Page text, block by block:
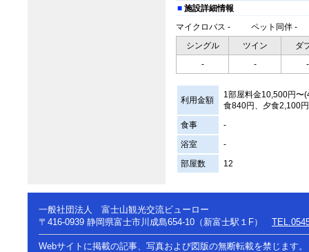
■ 施設詳細情報
マイクロバス - ペット同伴 -
シングル
ツイン
ダ
-
- -
利用金額
1部屋料金10,500円〜
食840円、夕食2,100
食事
-
浴室
-
部屋数
12
一般社団法人 富士山観光交流ビューロー
〒416-0939 静岡県富士市川成島654-10（新富士駅１F）
Webサイトに掲載の記事、写真および図版の無断転載を禁じます。